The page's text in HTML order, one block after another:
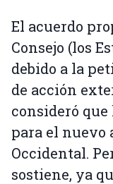
El acuerdo
Consejo (los
debido a la
de acción
consideró que
para el nuevo
Occidental.
sostiene, ya